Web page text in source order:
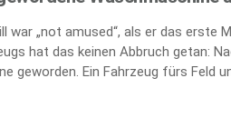
„not amused“, als er das erste
hat das keinen Abbruch getan:
geworden. Ein Fahrzeug fürs Feld